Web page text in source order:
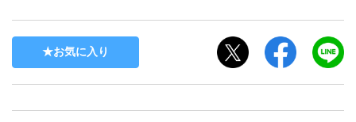
お気に入り